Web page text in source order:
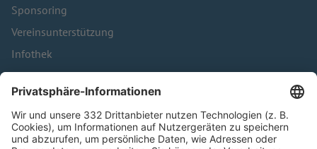
Sponsoring
Vereinsunterstützung
Infothek
Kontakt
HÄUFIG BESUCHTE SEITEN
Pässe und Vereinswechsel